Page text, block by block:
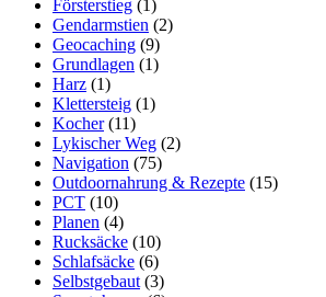
Försterstieg (1)
Gendarmstien (2)
Geocaching (9)
Grundlagen (1)
Harz (1)
Klettersteig (1)
Kocher(11)
Lykischer Weg (2)
Navigation (75)
Outdoornahrung & Rezepte (15)
PCT (10)
Planen (4)
Rucksäcke (10)
Schlafsäcke (6)
Selbstgebaut (3)